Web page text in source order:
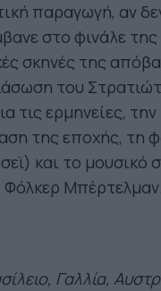
παραγωγή, αν
στο φινάλε της
σκηνές της
του
τις ερμηνείες, την
της εποχής, τη
και το μουσικό
Φόλκερ Μπέρτελμαν.
Γαλλία,